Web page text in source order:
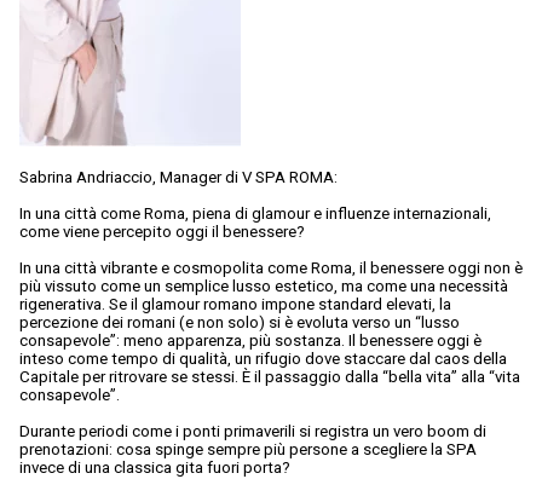
Sabrina Andriaccio, Manager di V SPA ROMA:
In una città come Roma, piena di glamour e influenze internazionali,
come viene percepito oggi il benessere?
In una città vibrante e cosmopolita come Roma, il benessere oggi non è
più vissuto come un semplice lusso estetico, ma come una necessità
rigenerativa. Se il glamour romano impone standard elevati, la
percezione dei romani (e non solo) si è evoluta verso un “lusso
consapevole”: meno apparenza, più sostanza. Il benessere oggi è
inteso come tempo di qualità, un rifugio dove staccare dal caos della
Capitale per ritrovare se stessi. È il passaggio dalla “bella vita” alla “vita
consapevole”.
Durante periodi come i ponti primaverili si registra un vero boom di
prenotazioni: cosa spinge sempre più persone a scegliere la SPA
invece di una classica gita fuori porta?